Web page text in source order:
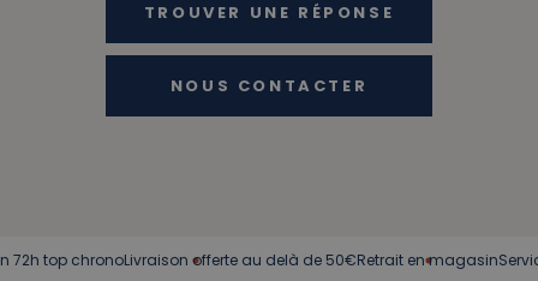
TROUVER UNE RÉPONSE
NOUS CONTACTER
Livraison offerte au delà de 50€Retrait en magasinService client à